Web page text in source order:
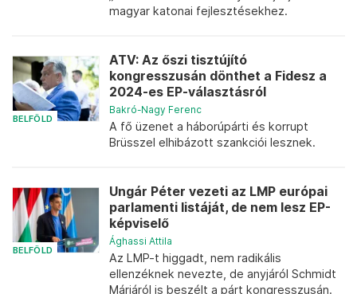
magyar katonai fejlesztésekhez.
BELFÖLD
ATV: Az őszi tisztújító
kongresszusán dönthet a Fidesz a
2024-es EP-választásról
Bakró-Nagy Ferenc
A fő üzenet a háborúpárti és korrupt
Brüsszel elhibázott szankciói lesznek.
BELFÖLD
Ungár Péter vezeti az LMP európai
parlamenti listáját, de nem lesz EP-
képviselő
Ághassi Attila
Az LMP-t higgadt, nem radikális
ellenzéknek nevezte, de anyjáról Schmidt
Máriáról is beszélt a párt kongresszusán.